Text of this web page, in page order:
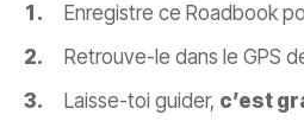
Enregistre ce Roadbook
Retrouve-le dans le GPS
Laisse-toi guider, c’est